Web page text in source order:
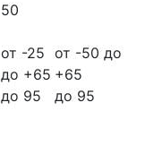
50
от -25
до +65
от -50 до
+65
до 95
до 95